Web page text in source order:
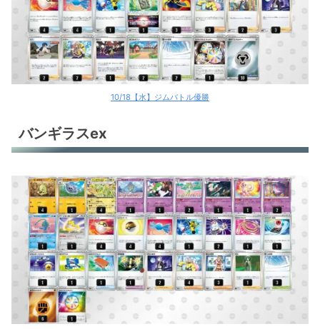
パオジアンex
パオジアンex
リザードンex
リザードンex
リザードンex
サーフゴーex
サーフゴーex
サーフゴーex
ガブリアスex
ガブリアスex
10/18【水】ジムバトル優勝
バンギラスex